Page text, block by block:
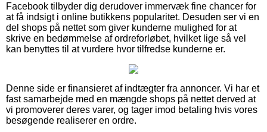
Facebook tilbyder dig derudover immervæk fine chancer for
at få indsigt i online butikkens popularitet. Desuden ser vi en
del shops på nettet som giver kunderne mulighed for at
skrive en bedømmelse af ordreforløbet, hvilket lige så vel
kan benyttes til at vurdere hvor tilfredse kunderne er.
Denne side er finansieret af indtægter fra annoncer. Vi har et
fast samarbejde med en mængde shops på nettet derved at
vi promoverer deres varer, og tager imod betaling hvis vores
besøgende realiserer en ordre.